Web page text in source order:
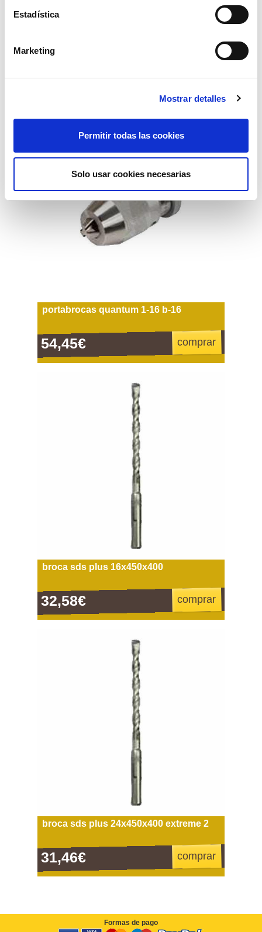
Estadística
Marketing
Mostrar detalles
Permitir todas las cookies
Solo usar cookies necesarias
broca sds plus 25x450x400
portabrocas quantum 1-16 b-16
54,45€ comprar
broca sds plus 16x450x400
32,58€ comprar
broca sds plus 24x450x400 extreme 2
31,46€ comprar
Formas de pago